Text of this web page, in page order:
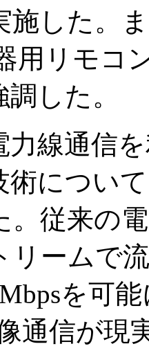
施した。
用リモコ
した。
線通信
術につい
。従来の
リームで
を可
通信が現